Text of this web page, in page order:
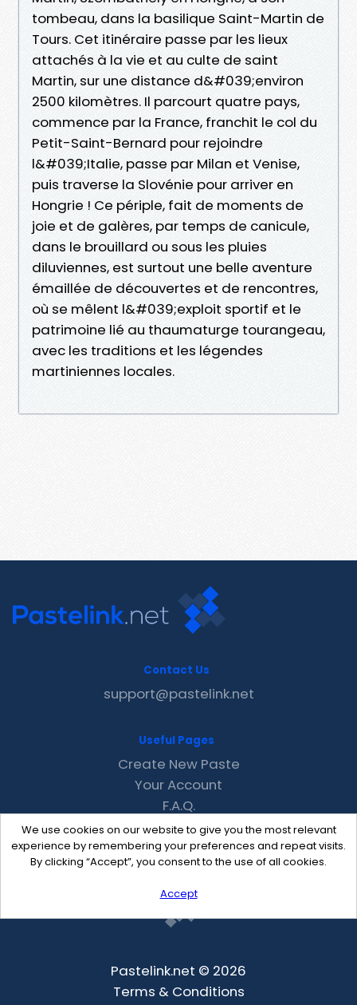
tombeau, dans la basilique Saint-Martin de
Tours. Cet itinéraire passe par les lieux
attachés à la vie et au culte de saint
Martin, sur une distance d&#039;environ
2500 kilomètres. Il parcourt quatre pays,
commence par la France, franchit le col du
Petit-Saint-Bernard pour rejoindre
l&#039;Italie, passe par Milan et Venise,
puis traverse la Slovénie pour arriver en
Hongrie ! Ce périple, fait de moments de
joie et de galères, par temps de canicule,
dans le brouillard ou sous les pluies
diluviennes, est surtout une belle aventure
émaillée de découvertes et de rencontres,
où se mêlent l&#039;exploit sportif et le
patrimoine lié au thaumaturge tourangeau,
avec les traditions et les légendes
martiniennes locales.
We use cookies on our website to give you the most relevant
experience by remembering your preferences and repeat visits.
By clicking “Accept”, you consent to the use of all cookies.
Accept
Contact Us
support@pastelink.net
Useful Pages
Create New Paste
Your Account
F.A.Q.
Recent
Contact
Pastelink.net © 2026
Terms & Conditions